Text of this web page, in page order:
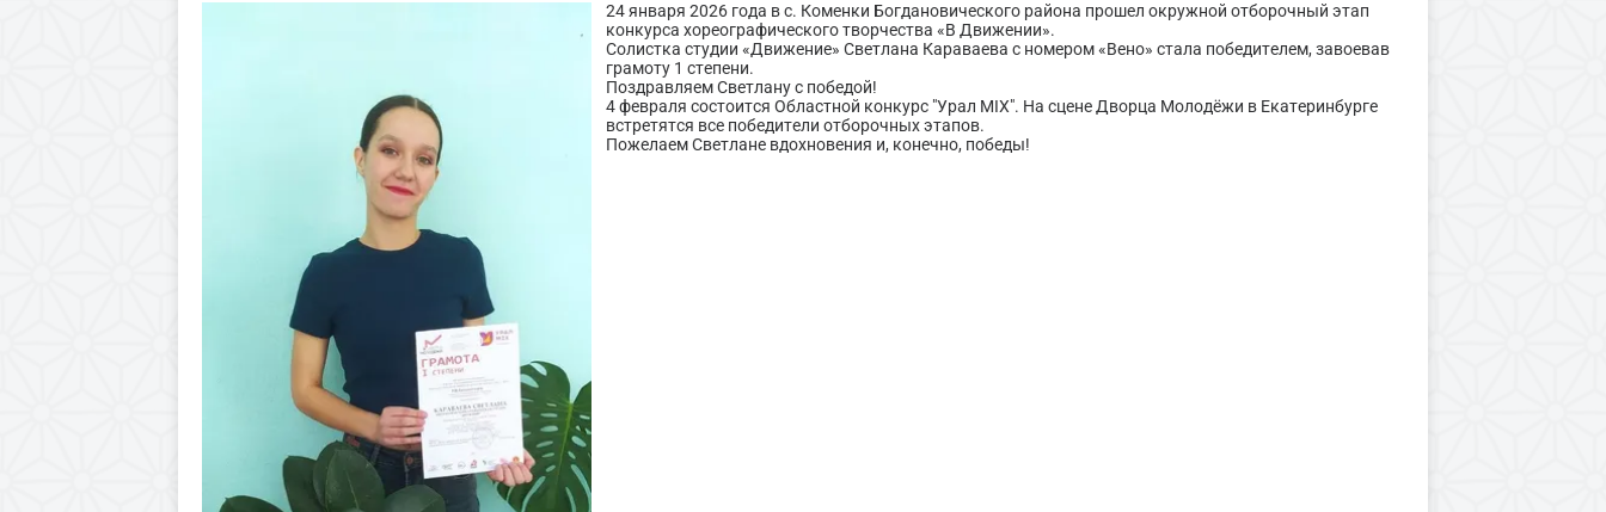
24 января 2026 года в с. Коменки Богдановического района прошел окружной отборочный этап
конкурса хореографического творчества «В Движении».
Солистка студии «Движение» Светлана Караваева с номером «Вено» стала победителем, завоевав
грамоту 1 степени.
Поздравляем Светлану с победой!
4 февраля состоится Областной конкурс "Урал MIX". На сцене Дворца Молодёжи в Екатеринбурге
встретятся все победители отборочных этапов.
Пожелаем Светлане вдохновения и, конечно, победы!